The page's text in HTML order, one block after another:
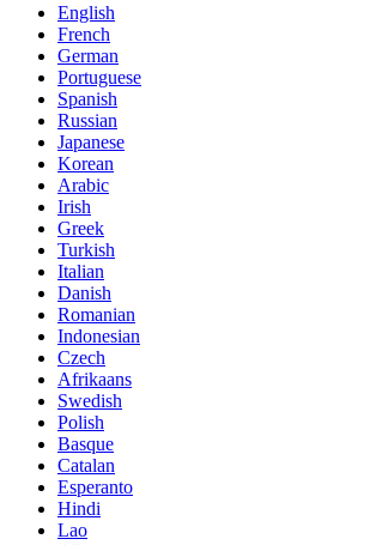
English
French
German
Portuguese
Spanish
Russian
Japanese
Korean
Arabic
Irish
Greek
Turkish
Italian
Danish
Romanian
Indonesian
Czech
Afrikaans
Swedish
Polish
Basque
Catalan
Esperanto
Hindi
Lao